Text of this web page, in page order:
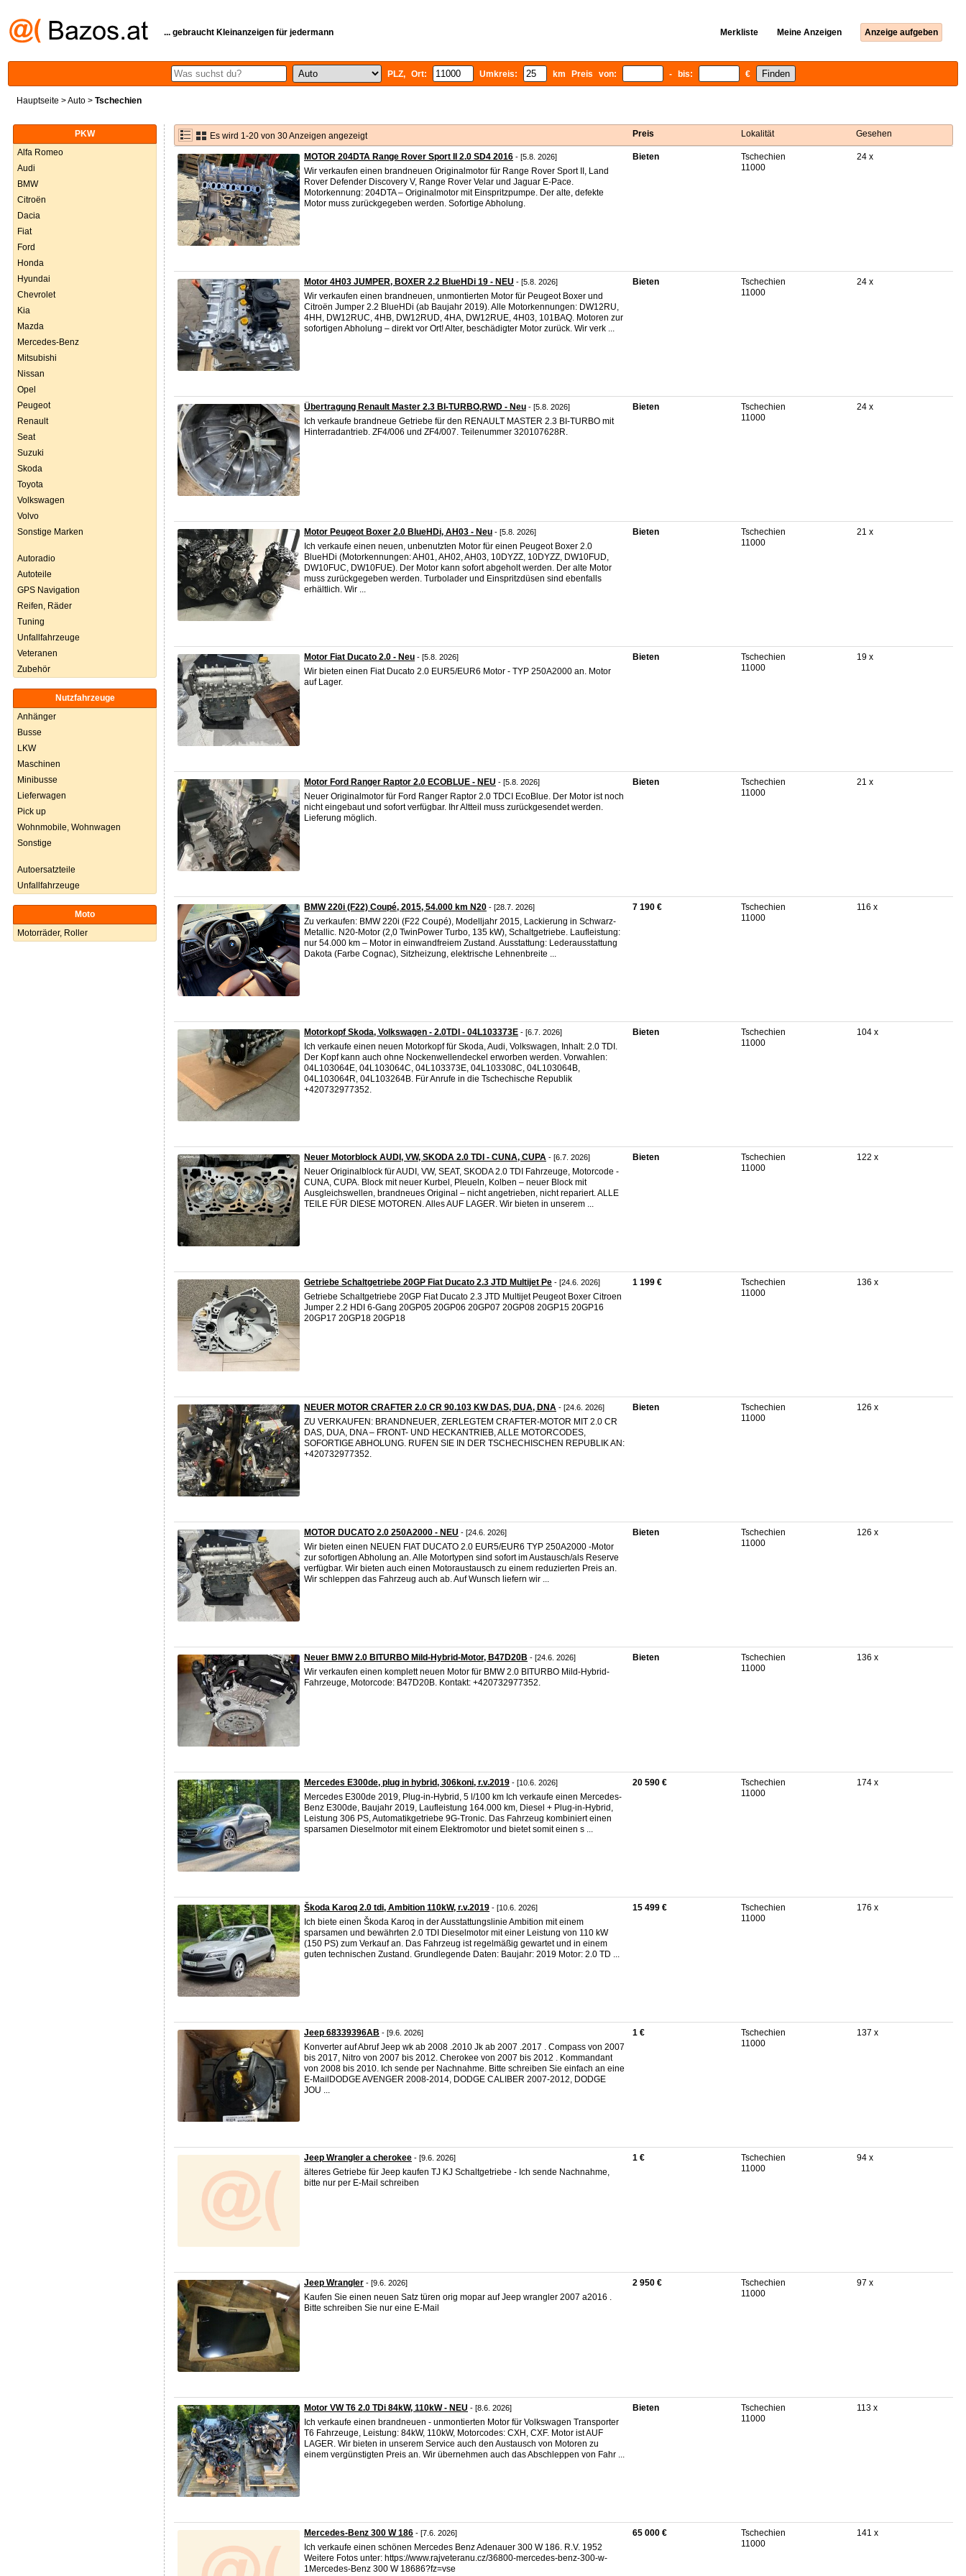
... gebraucht Kleinanzeigen für jedermann Merkliste Meine Anzeigen Anzeige aufgeben
PLZ, Ort: Umkreis: km Preis von: - bis: €
Hauptseite >Auto > Tschechien
PKW
Alfa Romeo
Audi
BMW
Citroën
Dacia
Fiat
Ford
Honda
Hyundai
Chevrolet
Kia
Mazda
Mercedes-Benz
Mitsubishi
Nissan
Opel
Peugeot
Renault
Seat
Suzuki
Skoda
Toyota
Volkswagen
Volvo
Sonstige Marken
Autoradio
Autoteile
GPS Navigation
Reifen, Räder
Tuning
Unfallfahrzeuge
Veteranen
Zubehör
Nutzfahrzeuge
Anhänger
Busse
LKW
Maschinen
Minibusse
Lieferwagen
Pick up
Wohnmobile, Wohnwagen
Sonstige
Autoersatzteile
Unfallfahrzeuge
Moto
Motorräder, Roller
Es wird 1-20 von 30 Anzeigen angezeigt Preis Lokalität Gesehen
MOTOR 204DTA Range Rover Sport II 2.0 SD4 2016 - [5.8. 2026]
Wir verkaufen einen brandneuen Originalmotor für Range Rover Sport II, Land
Rover Defender Discovery V, Range Rover Velar und Jaguar E-Pace.
Motorkennung: 204DTA – Originalmotor mit Einspritzpumpe. Der alte, defekte
Motor muss zurückgegeben werden. Sofortige Abholung.
Bieten
Tschechien
11000
24 x
Motor 4H03 JUMPER, BOXER 2.2 BlueHDi 19 - NEU - [5.8. 2026]
Wir verkaufen einen brandneuen, unmontierten Motor für Peugeot Boxer und
Citroën Jumper 2.2 BlueHDi (ab Baujahr 2019). Alle Motorkennungen: DW12RU,
4HH, DW12RUC, 4HB, DW12RUD, 4HA, DW12RUE, 4H03, 101BAQ. Motoren zur
sofortigen Abholung – direkt vor Ort! Alter, beschädigter Motor zurück. Wir verk ...
Bieten
Tschechien
11000
24 x
Übertragung Renault Master 2.3 BI-TURBO,RWD - Neu - [5.8. 2026]
Ich verkaufe brandneue Getriebe für den RENAULT MASTER 2.3 BI-TURBO mit
Hinterradantrieb. ZF4/006 und ZF4/007. Teilenummer 320107628R.
Bieten
Tschechien
11000
24 x
Motor Peugeot Boxer 2.0 BlueHDi, AH03 - Neu - [5.8. 2026]
Ich verkaufe einen neuen, unbenutzten Motor für einen Peugeot Boxer 2.0
BlueHDi (Motorkennungen: AH01, AH02, AH03, 10DYZZ, 10DYZZ, DW10FUD,
DW10FUC, DW10FUE). Der Motor kann sofort abgeholt werden. Der alte Motor
muss zurückgegeben werden. Turbolader und Einspritzdüsen sind ebenfalls
erhältlich. Wir ...
Bieten
Tschechien
11000
21 x
Motor Fiat Ducato 2.0 - Neu - [5.8. 2026]
Wir bieten einen Fiat Ducato 2.0 EUR5/EUR6 Motor - TYP 250A2000 an. Motor
auf Lager.
Bieten
Tschechien
11000
19 x
Motor Ford Ranger Raptor 2.0 ECOBLUE - NEU - [5.8. 2026]
Neuer Originalmotor für Ford Ranger Raptor 2.0 TDCI EcoBlue. Der Motor ist noch
nicht eingebaut und sofort verfügbar. Ihr Altteil muss zurückgesendet werden.
Lieferung möglich.
Bieten
Tschechien
11000
21 x
BMW 220i (F22) Coupé, 2015, 54.000 km N20 - [28.7. 2026]
Zu verkaufen: BMW 220i (F22 Coupé), Modelljahr 2015, Lackierung in Schwarz-
Metallic. N20-Motor (2,0 TwinPower Turbo, 135 kW), Schaltgetriebe. Laufleistung:
nur 54.000 km – Motor in einwandfreiem Zustand. Ausstattung: Lederausstattung
Dakota (Farbe Cognac), Sitzheizung, elektrische Lehnenbreite ...
7 190 €
Tschechien
11000
116 x
Motorkopf Skoda, Volkswagen - 2.0TDI - 04L103373E - [6.7. 2026]
Ich verkaufe einen neuen Motorkopf für Skoda, Audi, Volkswagen, Inhalt: 2.0 TDI.
Der Kopf kann auch ohne Nockenwellendeckel erworben werden. Vorwahlen:
04L103064E, 04L103064C, 04L103373E, 04L103308C, 04L103064B,
04L103064R, 04L103264B. Für Anrufe in die Tschechische Republik
+420732977352.
Bieten
Tschechien
11000
104 x
Neuer Motorblock AUDI, VW, SKODA 2.0 TDI - CUNA, CUPA - [6.7. 2026]
Neuer Originalblock für AUDI, VW, SEAT, SKODA 2.0 TDI Fahrzeuge, Motorcode -
CUNA, CUPA. Block mit neuer Kurbel, Pleueln, Kolben – neuer Block mit
Ausgleichswellen, brandneues Original – nicht angetrieben, nicht repariert. ALLE
TEILE FÜR DIESE MOTOREN. Alles AUF LAGER. Wir bieten in unserem ...
Bieten
Tschechien
11000
122 x
Getriebe Schaltgetriebe 20GP Fiat Ducato 2.3 JTD Multijet Pe - [24.6. 2026]
Getriebe Schaltgetriebe 20GP Fiat Ducato 2.3 JTD Multijet Peugeot Boxer Citroen
Jumper 2.2 HDI 6-Gang 20GP05 20GP06 20GP07 20GP08 20GP15 20GP16
20GP17 20GP18 20GP18
1 199 €
Tschechien
11000
136 x
NEUER MOTOR CRAFTER 2.0 CR 90.103 KW DAS, DUA, DNA - [24.6. 2026]
ZU VERKAUFEN: BRANDNEUER, ZERLEGTEM CRAFTER-MOTOR MIT 2.0 CR
DAS, DUA, DNA – FRONT- UND HECKANTRIEB, ALLE MOTORCODES,
SOFORTIGE ABHOLUNG. RUFEN SIE IN DER TSCHECHISCHEN REPUBLIK AN:
+420732977352.
Bieten
Tschechien
11000
126 x
MOTOR DUCATO 2.0 250A2000 - NEU - [24.6. 2026]
Wir bieten einen NEUEN FIAT DUCATO 2.0 EUR5/EUR6 TYP 250A2000 -Motor
zur sofortigen Abholung an. Alle Motortypen sind sofort im Austausch/als Reserve
verfügbar. Wir bieten auch einen Motoraustausch zu einem reduzierten Preis an.
Wir schleppen das Fahrzeug auch ab. Auf Wunsch liefern wir ...
Bieten
Tschechien
11000
126 x
Neuer BMW 2.0 BITURBO Mild-Hybrid-Motor, B47D20B - [24.6. 2026]
Wir verkaufen einen komplett neuen Motor für BMW 2.0 BITURBO Mild-Hybrid-
Fahrzeuge, Motorcode: B47D20B. Kontakt: +420732977352.
Bieten
Tschechien
11000
136 x
Mercedes E300de, plug in hybrid, 306koni, r.v.2019 - [10.6. 2026]
Mercedes E300de 2019, Plug-in-Hybrid, 5 l/100 km Ich verkaufe einen Mercedes-
Benz E300de, Baujahr 2019, Laufleistung 164.000 km, Diesel + Plug-in-Hybrid,
Leistung 306 PS, Automatikgetriebe 9G-Tronic. Das Fahrzeug kombiniert einen
sparsamen Dieselmotor mit einem Elektromotor und bietet somit einen s ...
20 590 €
Tschechien
11000
174 x
Škoda Karoq 2.0 tdi, Ambition 110kW, r.v.2019 - [10.6. 2026]
Ich biete einen Škoda Karoq in der Ausstattungslinie Ambition mit einem
sparsamen und bewährten 2.0 TDI Dieselmotor mit einer Leistung von 110 kW
(150 PS) zum Verkauf an. Das Fahrzeug ist regelmäßig gewartet und in einem
guten technischen Zustand. Grundlegende Daten: Baujahr: 2019 Motor: 2.0 TD ...
15 499 €
Tschechien
11000
176 x
Jeep 68339396AB - [9.6. 2026]
Konverter auf Abruf Jeep wk ab 2008 .2010 Jk ab 2007 .2017 . Compass von 2007
bis 2017, Nitro von 2007 bis 2012. Cherokee von 2007 bis 2012 . Kommandant
von 2008 bis 2010. Ich sende per Nachnahme. Bitte schreiben Sie einfach an eine
E-MailDODGE AVENGER 2008-2014, DODGE CALIBER 2007-2012, DODGE
JOU ...
1 €
Tschechien
11000
137 x
Jeep Wrangler a cherokee - [9.6. 2026]
älteres Getriebe für Jeep kaufen TJ KJ Schaltgetriebe - Ich sende Nachnahme,
bitte nur per E-Mail schreiben
1 €
Tschechien
11000
94 x
Jeep Wrangler - [9.6. 2026]
Kaufen Sie einen neuen Satz türen orig mopar auf Jeep wrangler 2007 a2016 .
Bitte schreiben Sie nur eine E-Mail
2 950 €
Tschechien
11000
97 x
Motor VW T6 2.0 TDi 84kW, 110kW - NEU - [8.6. 2026]
Ich verkaufe einen brandneuen - unmontierten Motor für Volkswagen Transporter
T6 Fahrzeuge, Leistung: 84kW, 110kW, Motorcodes: CXH, CXF. Motor ist AUF
LAGER. Wir bieten in unserem Service auch den Austausch von Motoren zu
einem vergünstigten Preis an. Wir übernehmen auch das Abschleppen von Fahr ...
Bieten
Tschechien
11000
113 x
Mercedes-Benz 300 W 186 - [7.6. 2026]
Ich verkaufe einen schönen Mercedes Benz Adenauer 300 W 186. R.V. 1952
Weitere Fotos unter: https://www.rajveteranu.cz/36800-mercedes-benz-300-w-
1Mercedes-Benz 300 W 18686?fz=vse
65 000 €
Tschechien
11000
141 x